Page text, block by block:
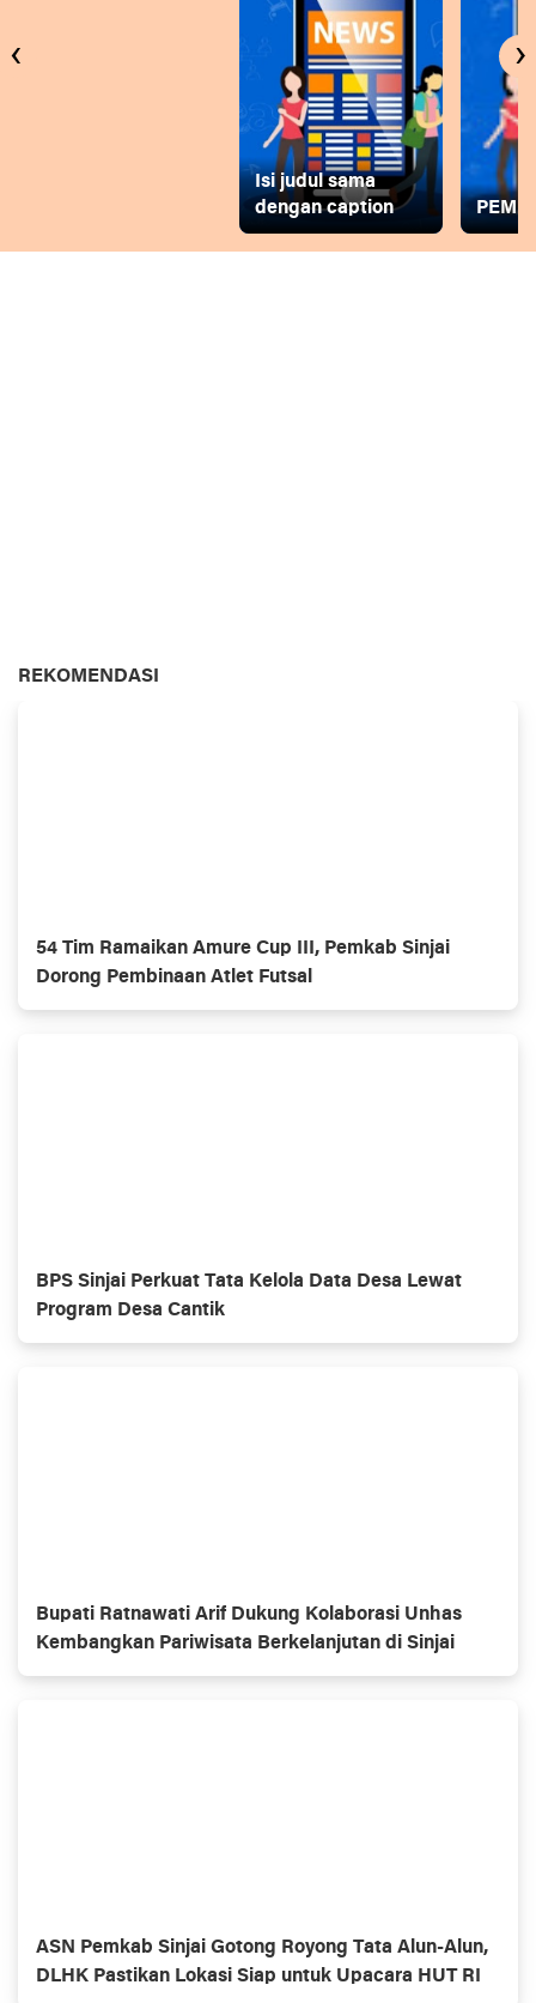
Isi judul sama
dengan caption
‹ ›
REKOMENDASI
54 Tim Ramaikan Amure Cup III, Pemkab Sinjai
Dorong Pembinaan Atlet Futsal
BPS Sinjai Perkuat Tata Kelola Data Desa Lewat
Program Desa Cantik
Bupati Ratnawati Arif Dukung Kolaborasi Unhas
Kembangkan Pariwisata Berkelanjutan di Sinjai
ASN Pemkab Sinjai Gotong Royong Tata Alun-Alun,
DLHK Pastikan Lokasi Siap untuk Upacara HUT RI